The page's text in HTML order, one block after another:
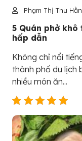
Phạm Thị Thu
5 Quán phở khô
hấp dẫn
Không chỉ nổi
thành phố du lịch
nhiều món ăn...